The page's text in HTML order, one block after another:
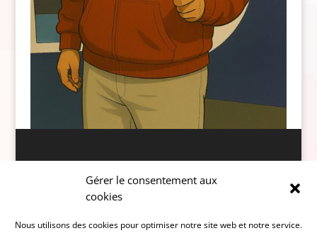
Gérer le consentement aux
cookies
Nous utilisons des cookies pour optimiser notre site web et notre service.